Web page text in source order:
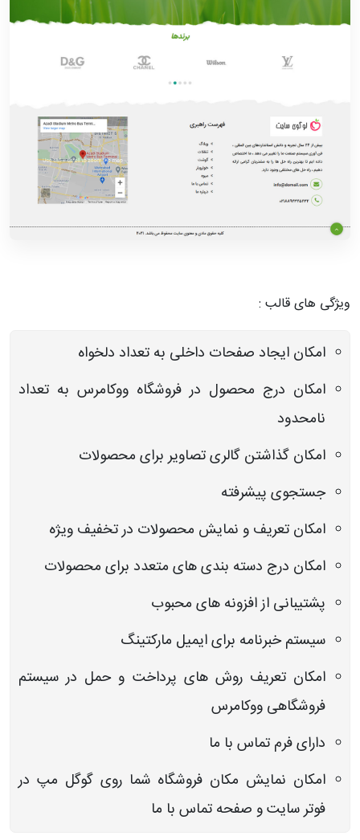
ویژگی های قالب :
امکان ایجاد صفحات داخلی به تعداد دلخواه
امکان درج محصول در فروشگاه ووکامرس به تعداد
نامحدود
امکان گذاشتن گالری تصاویر برای محصولات
جستجوی پیشرفته
امکان تعریف و نمایش محصولات در تخفیف ویژه
امکان درج دسته بندی های متعدد برای محصولات
پشتیبانی از افزونه های محبوب
سیستم خبرنامه برای ایمیل مارکتینگ
امکان تعریف روش های پرداخت و حمل در سیستم
فروشگاهی ووکامرس
دارای فرم تماس با ما
امکان نمایش مکان فروشگاه شما روی گوگل مپ در
فوتر سایت و صفحه تماس با ما